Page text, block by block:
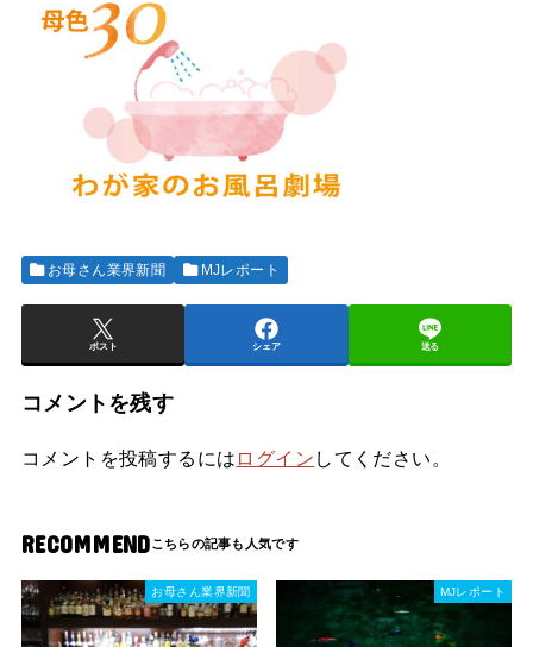
お母さん業界新聞 MJレポート
ポスト シェア 送る
コメントを残す
コメントを投稿するには ログイン してください。
RECOMMEND
お母さん業界新聞 MJレポート